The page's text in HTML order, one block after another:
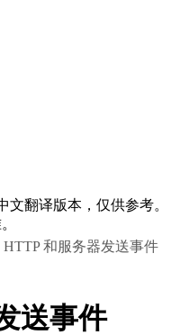
文翻译版本，仅供参考。
HTTP 和服务器发送事件
送事件